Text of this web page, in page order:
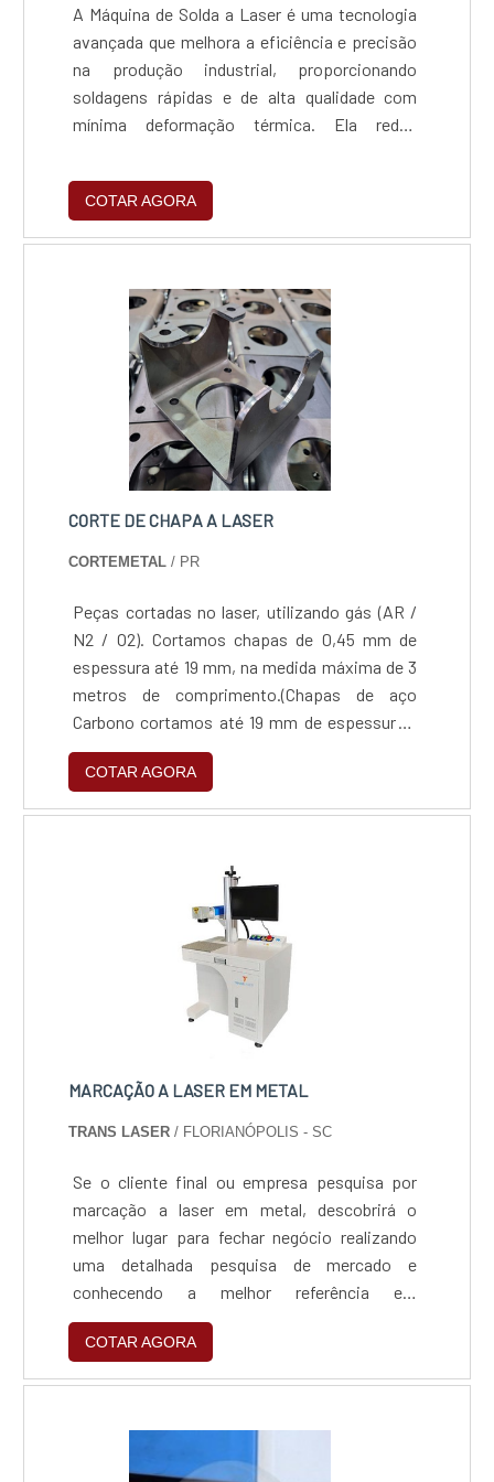
A Máquina de Solda a Laser é uma tecnologia
avançada que melhora a eficiência e precisão
na produção industrial, proporcionando
soldagens rápidas e de alta qualidade com
mínima deformação térmica. Ela reduz
facilmente a sistemas automatizados e é
versátil para diversos materiais e setores,
sendo essencial para empresas que buscam
COTAR AGORA
CORTE DE CHAPA A LASER
CORTEMETAL / PR
Peças cortadas no laser, utilizando gás (AR /
N2 / O2). Cortamos chapas de 0,45 mm de
espessura até 19 mm, na medida máxima de 3
metros de comprimento.(Chapas de aço
Carbono cortamos até 19 mm de espessura /
Chapas de Inox 304 Comum Cortamos até 9,5
mm de espessura / Chapas de Inox 304
Escovado Cortamos até 3,00 mm de
de Inox 430 Escovado Cortamos até 2,00 mm
de espessura / Chapas de Alumínio Cortamos
até 5 mm de espessura)
COTAR AGORA
MARCAÇÃO A LASER EM METAL
TRANS LASER / FLORIANÓPOLIS - SC
Se o cliente final ou empresa pesquisa por
marcação a laser em metal, descobrirá o
melhor lugar para fechar negócio realizando
uma detalhada pesquisa de mercado e
conhecendo a melhor referência em
qualidade.MAIS INFORMAÇÕES SOBRE A
MARCAÇÃO A LASER EM METALQuem procura
por marcação a laser em metal em uma
Com alto know-how em máquina para
gravação CO2 e máquina de remoção de
COTAR AGORA